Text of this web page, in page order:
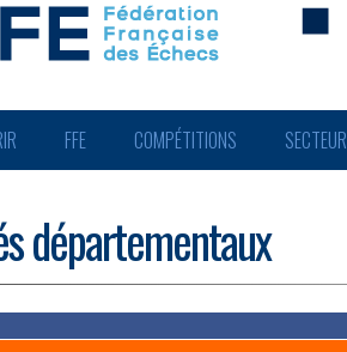
FFE COMPÉTITIONS
départementaux